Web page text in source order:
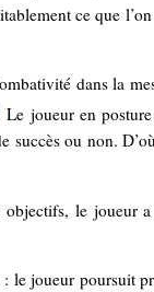
ce que
dans la
Le joueur en
succès ou non.
le joueur
le joueur poursuit